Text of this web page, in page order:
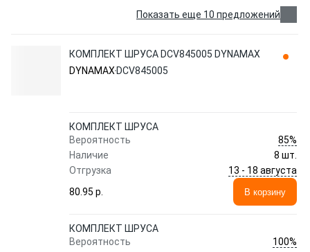
Показать еще 10 предложений
КОМПЛЕКТ ШРУСА DCV845005 DYNAMAX
DYNAMAX DCV845005
КОМПЛЕКТ ШРУСА
Вероятность
85%
Наличие
8 шт.
Отгрузка
13 - 18 августа
80.95 p.
В корзину
КОМПЛЕКТ ШРУСА
Вероятность
100%